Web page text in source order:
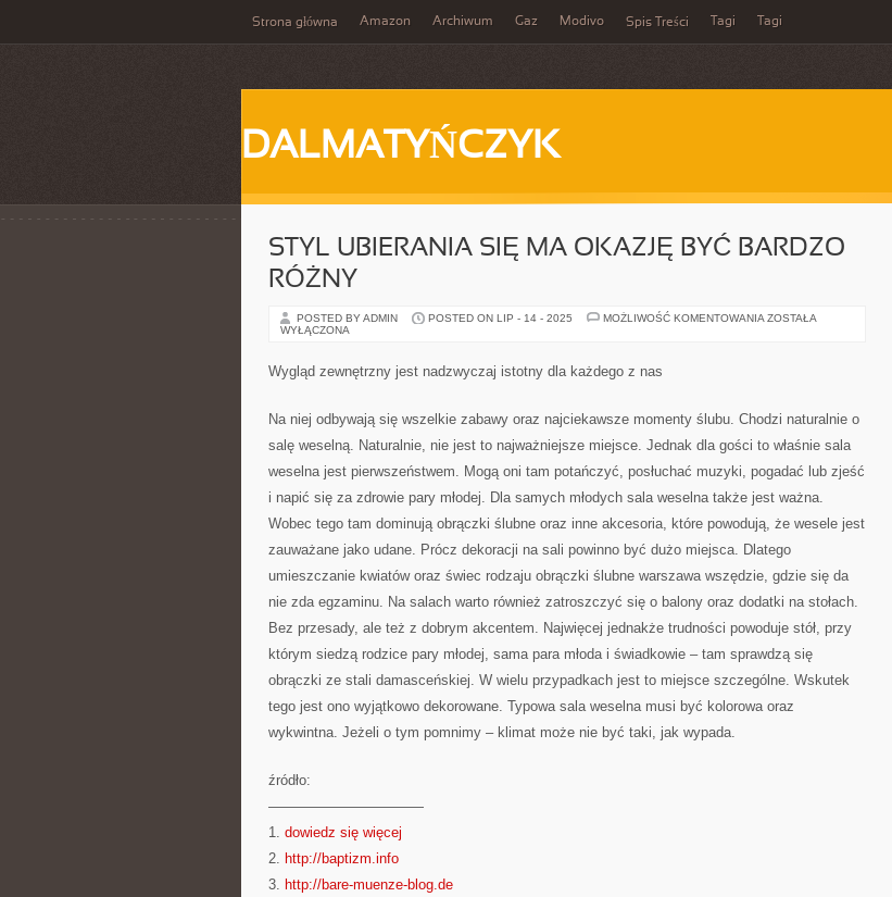
Strona główna Amazon Archiwum Gaz Modivo Spis Treści Tagi Tagi
DALMATYŃCZYK
STYL UBIERANIA SIĘ MA OKAZJĘ BYĆ BARDZO
RÓŻNY
POSTED BY ADMIN POSTED ON LIP - 14 - 2025 MOŻLIWOŚĆ KOMENTOWANIA STYL
ZOSTAŁA
WYŁĄCZONA
Wygląd zewnętrzny jest nadzwyczaj istotny dla każdego z nas
Na niej odbywają się wszelkie zabawy oraz najciekawsze momenty ślubu. Chodzi naturalnie o
salę weselną. Naturalnie, nie jest to najważniejsze miejsce. Jednak dla gości to właśnie sala
weselna jest pierwszeństwem. Mogą oni tam potańczyć, posłuchać muzyki, pogadać lub zjeść
i napić się za zdrowie pary młodej. Dla samych młodych sala weselna także jest ważna.
Wobec tego tam dominują obrączki ślubne oraz inne akcesoria, które powodują, że wesele jest
zauważane jako udane. Prócz dekoracji na sali powinno być dużo miejsca. Dlatego
umieszczanie kwiatów oraz świec rodzaju obrączki ślubne warszawa wszędzie, gdzie się da
nie zda egzaminu. Na salach warto również zatroszczyć się o balony oraz dodatki na stołach.
Bez przesady, ale też z dobrym akcentem. Najwięcej jednakże trudności powoduje stół, przy
którym siedzą rodzice pary młodej, sama para młoda i świadkowie – tam sprawdzą się
obrączki ze stali damasceńskiej. W wielu przypadkach jest to miejsce szczególne. Wskutek
tego jest ono wyjątkowo dekorowane. Typowa sala weselna musi być kolorowa oraz
wykwintna. Jeżeli o tym pomnimy – klimat może nie być taki, jak wypada.
źródło:
———————————
1. dowiedz się więcej
2. http://baptizm.info
3. http://bare-muenze-blog.de